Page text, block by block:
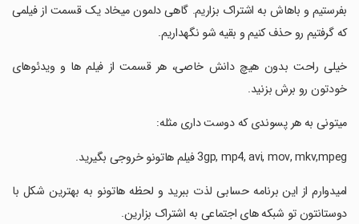
بفرستیم و باهاش به اشتراک بزاریم. گاهی دلمون میخاد یک قسمت از فیلمی
که گرفتیم رو حذف کنیم و بقیه شو نگهداریم.
‏خیلی راحت بدون هیچ دانش خاصی، هر قسمت از فیلم ها و ویدئوهای
خودتون رو برش بزنید.
‏میتونی به هر پسوندی که دوست داری مثله:
‏امیدوارم از این برنامه حسابی لذت ببرید و لحظه هاتونو به بهترین شکل با
دوستانتون تو شبکه های اجتماعی به اشتراک بزارین.